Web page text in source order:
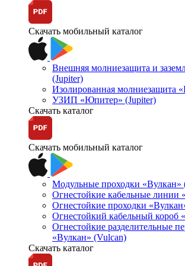
Скачать мобильный каталог
Внешняя молниезащита и
(Jupiter)
Изолированная молниезащита
УЗИП «Юпитер» (Jupiter)
Скачать каталог
Скачать мобильный каталог
Модульные проходки «Вулкан»
Огнестойкие кабельные линии
Огнестойкие проходки
Огнестойкий кабельный короб
Огнестойкие разделительные
«Вулкан» (Vulcan)
Скачать каталог